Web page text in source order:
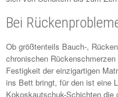
Bei
Ob größtenteils Bauch-,
chronischen
Festigkeit der einzigartigen
ins Bett bringt, für den ist eine
Kokoskautschuk-Schichten die